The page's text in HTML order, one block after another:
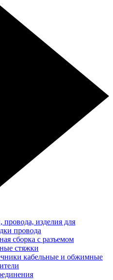
провода, изделия для
провода
сборка с разъемом
стяжки
кабельные и обжимные